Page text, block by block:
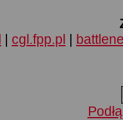
| cgl.fpp.pl |